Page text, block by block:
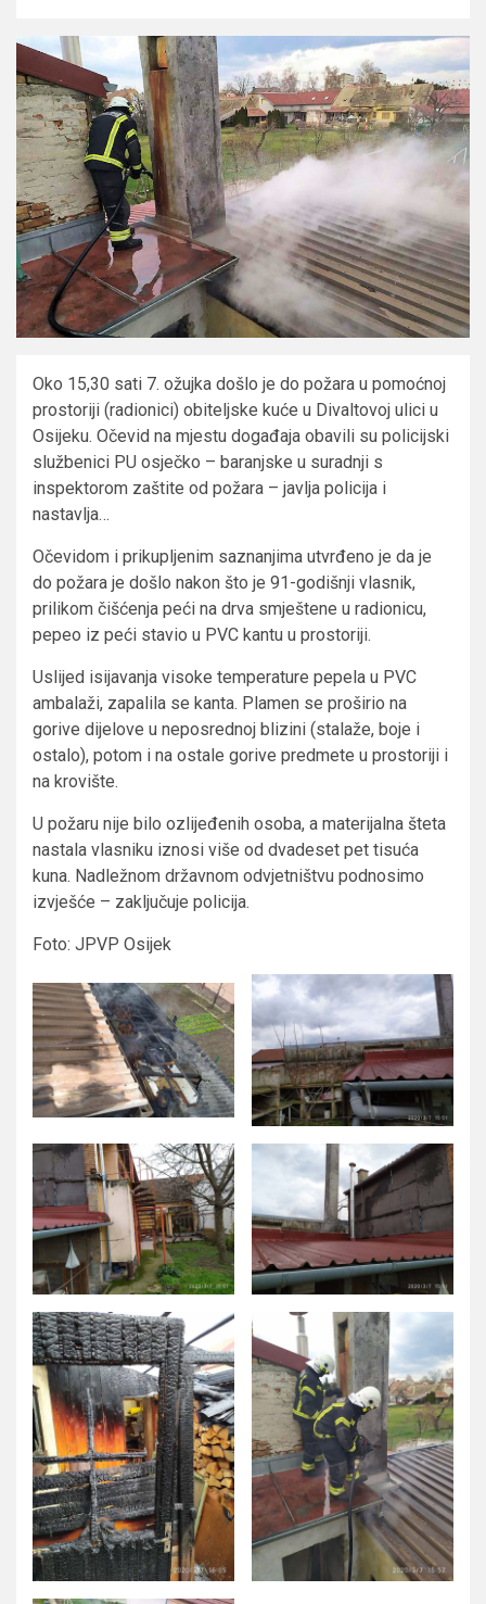
Oko 15,30 sati 7. ožujka došlo je do požara u pomoćnoj
prostoriji (radionici) obiteljske kuće u Divaltovoj ulici u
Osijeku. Očevid na mjestu događaja obavili su policijski
službenici PU osječko – baranjske u suradnji s
inspektorom zaštite od požara – javlja policija i
nastavlja…
Očevidom i prikupljenim saznanjima utvrđeno je da je
do požara je došlo nakon što je 91-godišnji vlasnik,
prilikom čišćenja peći na drva smještene u radionicu,
pepeo iz peći stavio u PVC kantu u prostoriji.
Uslijed isijavanja visoke temperature pepela u PVC
ambalaži, zapalila se kanta. Plamen se proširio na
gorive dijelove u neposrednoj blizini (stalaže, boje i
ostalo), potom i na ostale gorive predmete u prostoriji i
na krovište.
U požaru nije bilo ozlijeđenih osoba, a materijalna šteta
nastala vlasniku iznosi više od dvadeset pet tisuća
kuna. Nadležnom državnom odvjetništvu podnosimo
izvješće – zaključuje policija.
Foto: JPVP Osijek